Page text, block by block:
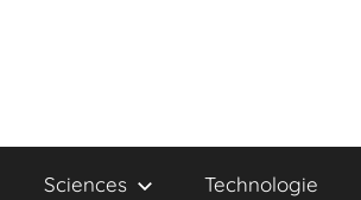
Sciences Technologie